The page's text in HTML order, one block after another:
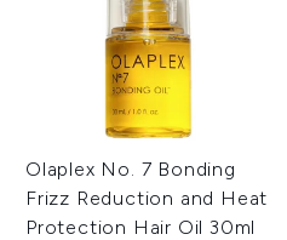
Olaplex No. 7 Bonding
Frizz Reduction and Heat
Protection Hair Oil 30ml